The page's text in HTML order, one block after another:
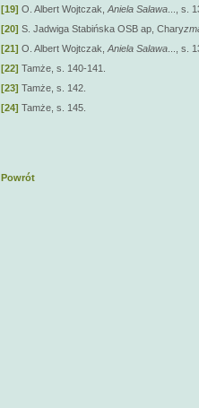
[19] O. Albert Wojtczak, Aniela Salawa ..., s.
[20] S. Jadwiga Stabińska OSB ap, Chary
[21] O. Albert Wojtczak, Aniela Salawa ..., s.
[22] Tamże, s. 140-141.
[23] Tamże, s. 142.
[24] Tamże, s. 145.
Powrót